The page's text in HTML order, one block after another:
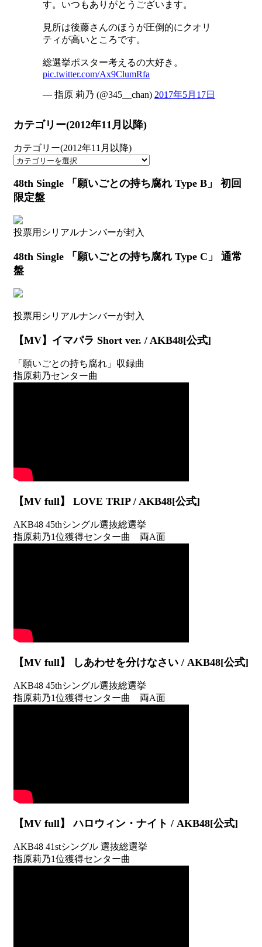
す。いつもありがとうございます。
見所は後藤さんのほうが圧倒的にクオリ
ティが高いところです。
総選挙ポスター考えるの大好き。
pic.twitter.com/Ax9ClumRfa
— 指原 莉乃 (@345__chan) 2017年5月17日
カテゴリー(2012年11月以降)
カテゴリー(2012年11月以降)
48th Single 「願いごとの持ち腐れ Type B」 初回
限定盤
投票用シリアルナンバーが封入
48th Single 「願いごとの持ち腐れ Type C」 通常
盤
投票用シリアルナンバーが封入
【MV】イマパラ Short ver. / AKB48[公式]
「願いごとの持ち腐れ」収録曲
指原莉乃センター曲
【MV full】 LOVE TRIP / AKB48[公式]
AKB48 45thシングル選抜総選挙
指原莉乃1位獲得センター曲 両A面
【MV full】 しあわせを分けなさい / AKB48[公式]
AKB48 45thシングル選抜総選挙
指原莉乃1位獲得センター曲 両A面
【MV full】 ハロウィン・ナイト / AKB48[公式]
AKB48 41stシングル 選抜総選挙
指原莉乃1位獲得センター曲